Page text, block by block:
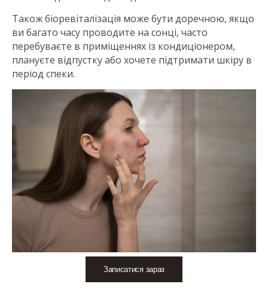
Такожбіоревіталізація може бути доречною, якщо
ви багато часу проводите на сонці, часто
перебуваєте в приміщеннях із кондиціонером,
плануєте відпустку або хочете підтримати шкіру в
період спеки.
Записатися зараз